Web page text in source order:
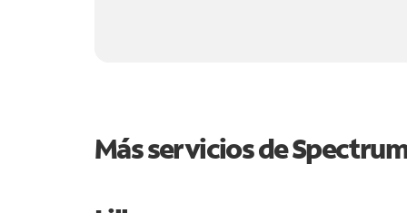
Más servicios de